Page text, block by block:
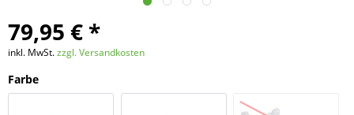
79,95 € *
inkl. MwSt.zzgl. Versandkosten
Farbe